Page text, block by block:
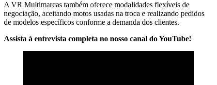
A VR Multimarcas também oferece modalidades flexíveis de
negociação, aceitando motos usadas na troca e realizando pedidos
de modelos específicos conforme a demanda dos clientes.
Assista à entrevista completa no nosso canal do YouTube!